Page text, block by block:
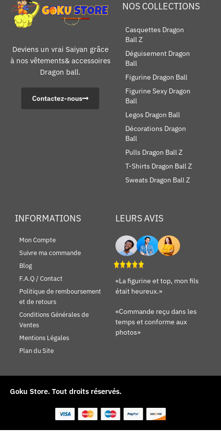
Deviens un vrai Saiyan grâce
à nos vêtements& accessoires
Dragon ball.
Contactez-nous
NOS COLLECTIONS
Casquettes Dragon
Ball Z
Déguisement Dragon
Ball
Figurine Dragon Ball
Figurine Sexy Dragon
Ball
Legos Dragon Ball
Décorations Dragon
Ball
Pulls Dragon Ball Z
T-Shirts Dragon Ball Z
Sweats Dragon Ball Z
INFORMATIONS
Mon Compte
Suivre ma commande
Blog
F.A.Q / Contact
Politique de remboursement
et de retours
Conditions Générales de
Ventes
Mentions Légales
Plan du Site
LEURS AVIS
«La figurine et top, mon fils
était heureux.»
«Commande reçu dans les
temps et conforme aux
photos»
Goku Store. Tout droits réservés.